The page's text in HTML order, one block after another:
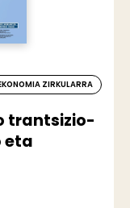
ZIRKULARRA
trantsizio-
eta